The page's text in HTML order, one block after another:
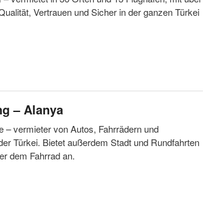
Vertrauen und Sicher in der ganzen Türkei
– Alanya
– vermieter von Autos, Fahrrädern und
Türkei. Bietet außerdem Stadt und Rundfahrten
dem Fahrrad an.